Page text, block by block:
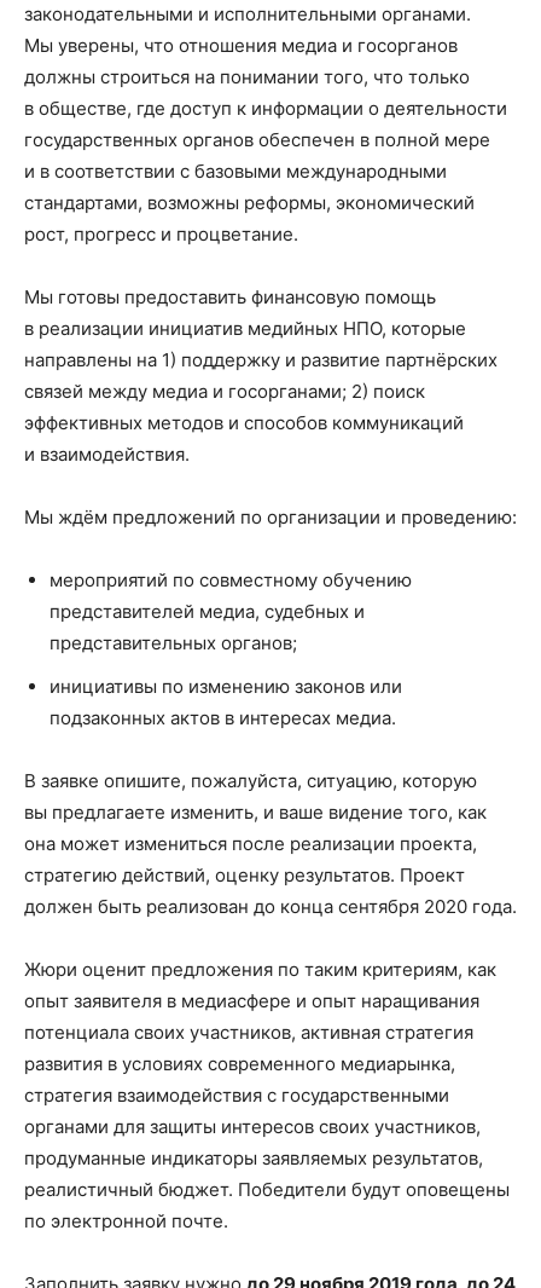
законодательными и исполнительными органами.
Мы уверены, что отношения медиа и госорганов
должны строиться на понимании того, что только
в обществе, где доступ к информации о деятельности
государственных органов обеспечен в полной мере
и в соответствии с базовыми международными
стандартами, возможны реформы, экономический
рост, прогресс и процветание.
Мы готовы предоставить финансовую помощь
в реализации инициатив медийных НПО, которые
направлены на 1) поддержку и развитие партнёрских
связей между медиа и госорганами; 2) поиск
эффективных методов и способов коммуникаций
и взаимодействия.
Мы ждём предложений по организации и проведению:
мероприятий по совместному обучению
представителей медиа, судебных и
представительных органов;
инициативы по изменению законов или
подзаконных актов в интересах медиа.
В заявке опишите, пожалуйста, ситуацию, которую
вы предлагаете изменить, и ваше видение того, как
она может измениться после реализации проекта,
стратегию действий, оценку результатов. Проект
должен быть реализован до конца сентября 2020 года.
Жюри оценит предложения по таким критериям, как
опыт заявителя в медиасфере и опыт наращивания
потенциала своих участников, активная стратегия
развития в условиях современного медиарынка,
стратегия взаимодействия с государственными
органами для защиты интересов своих участников,
продуманные индикаторы заявляемых результатов,
реалистичный бюджет. Победители будут оповещены
по электронной почте.
Заполнить заявку нужно до 29 ноября 2019 года, до 24